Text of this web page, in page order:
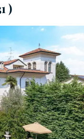
放鬆而設計的
：別墅配備設
個空間都兼具實
之一是私人劇
間，是您享受
居家般的私密
私人花園，這片
了別墅的隱
)